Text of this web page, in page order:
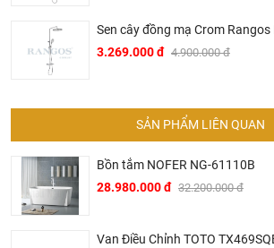
nhưng đã ngay lập tức được thị trường
Nhiều khách sạn hạng sang tại thủ phủ
như khách sạn Melia, Accor, Anantara,
▶ Không chỉ hiện diện trong các khách
hạng sang, Bravat còn được chủ đầu
điểm nhấn bán hàng với phương châm
Sen cây đồng mạ Crom Rangos
3.269.000 đ 4.900.000 đ
SẢN PHẨM LIÊN QUAN
Bồn tắm NOFER NG-61110B
28.980.000 đ 32.200.000 đ
Van Điều Chỉnh TOTO